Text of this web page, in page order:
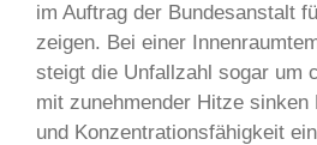
im Auftrag der Bundesanstalt
zeigen. Bei einer
steigt die Unfallzahl sogar um
mit zunehmender Hitze sinken
und Konzentrationsfähigkeit